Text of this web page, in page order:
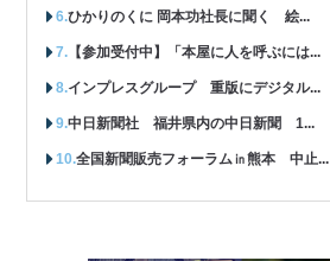
ひかりのくに 岡本功社長に聞く 絵...
【参加受付中】「本屋に人を呼ぶには...
インプレスグループ 重版にデジタル...
中日新聞社 福井県内の中日新聞 1...
全国新聞販売フォーラム㏌熊本 中止...